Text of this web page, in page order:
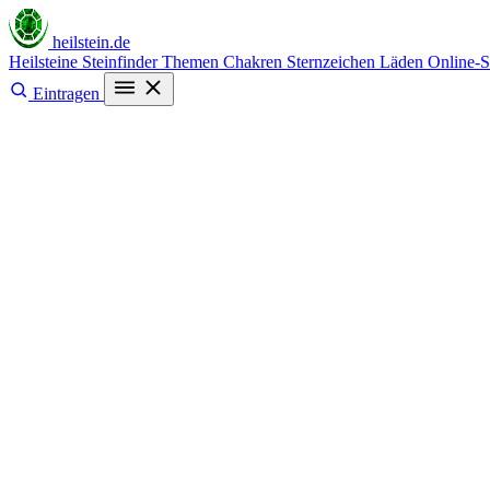
heilstein.de
Heilsteine SteinfinderThemen Chakren Sternzeichen Läden Online-
Eintragen